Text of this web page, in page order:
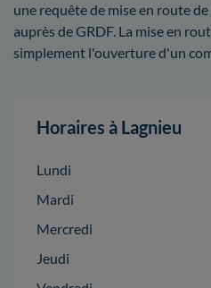
une requête de mise en route
auprès de GRDF. La mise en
simplement l'ouverture d'un
Horaires à Lagnieu
Lundi
Mardi
Mercredi
Jeudi